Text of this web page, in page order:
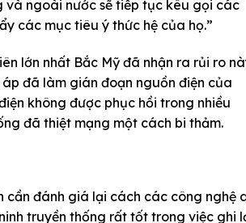
ngoài nước sẽ tiếp tục kêu gọi các
các mục tiêu ý thức hệ của họ.”
lớn nhất Bắc Mỹ đã nhận ra rủi ro
đã làm gián đoạn nguồn điện của
không được phục hồi trong nhiều
đã thiệt mạng một cách bi thảm.
cần đánh giá lại cách các công nghệ
truyền thống rất tốt trong việc ghi